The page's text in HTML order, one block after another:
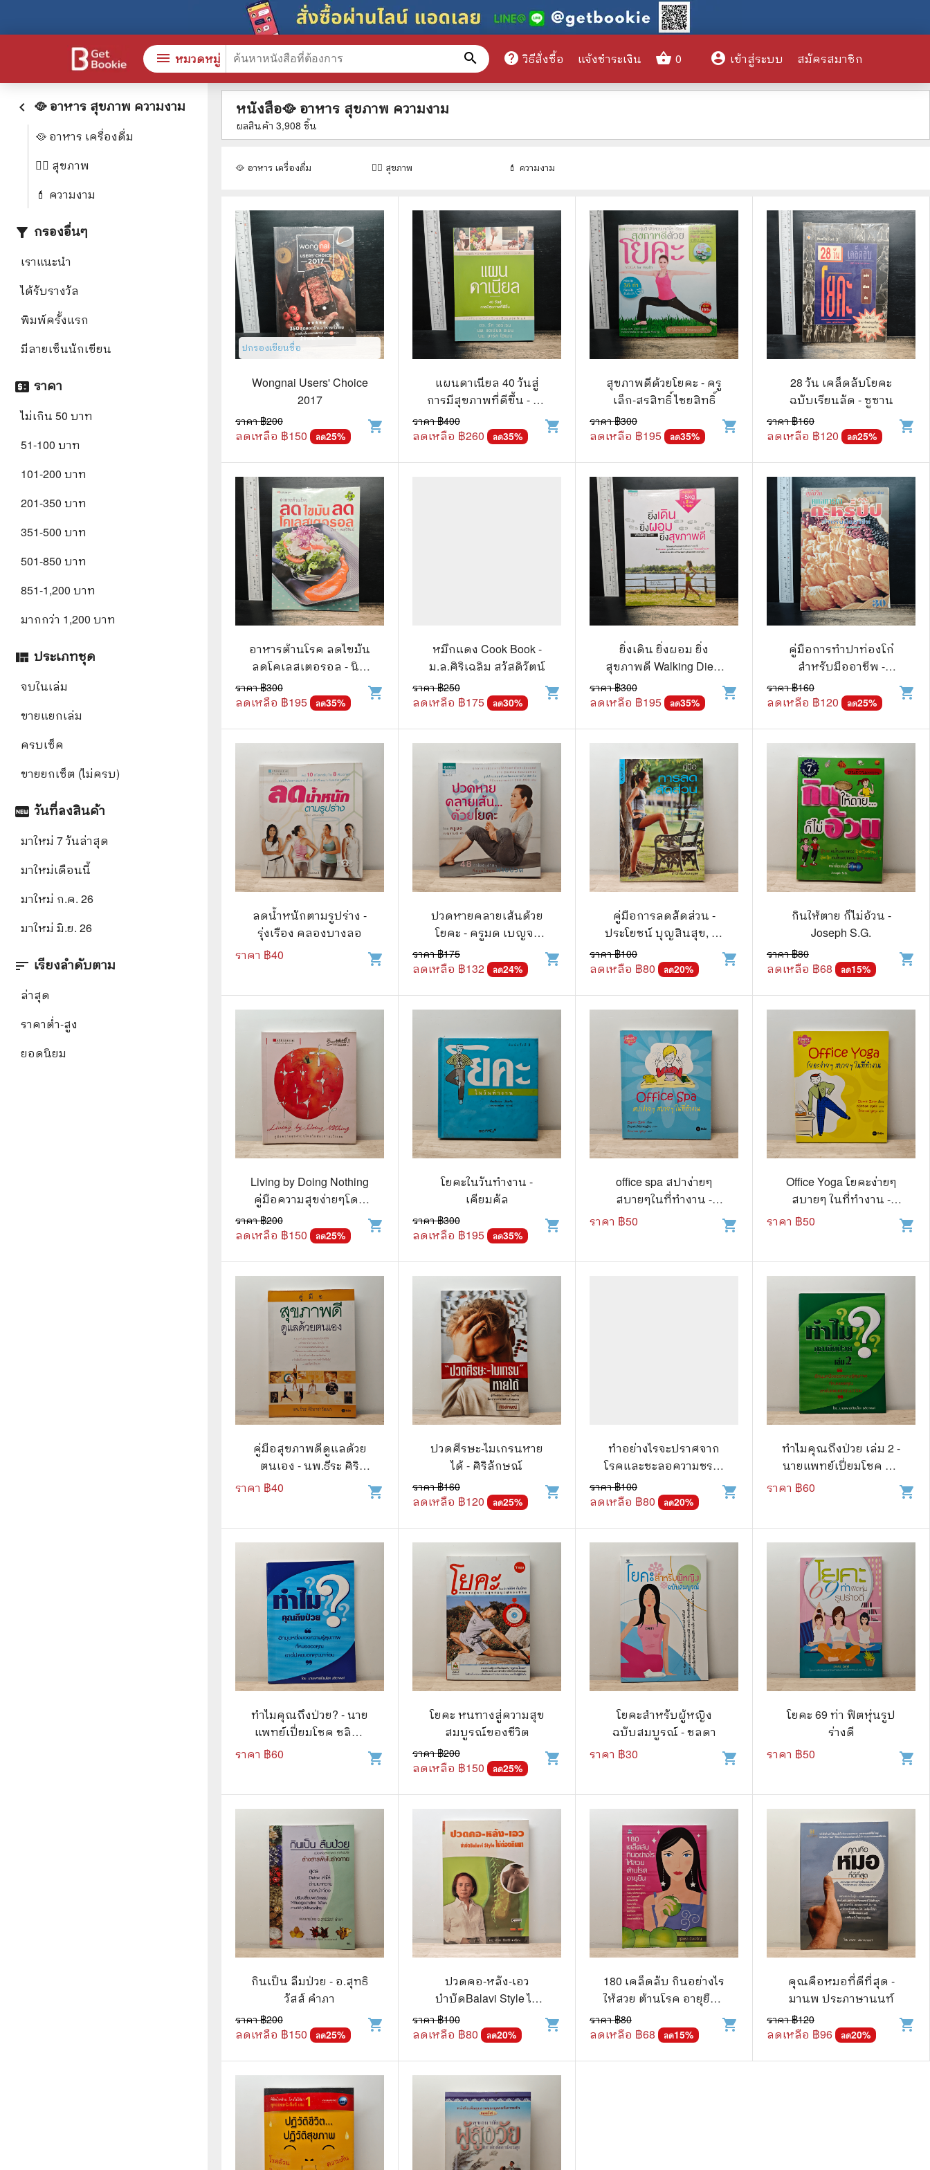
keyboard_arrow_left 🥘 อาหาร สุขภาพ ความงาม
🥘 อาหาร เครื่องดื่ม
🏋️‍♀️ สุขภาพ
💄 ความงาม
filter_alt กรองอื่นๆ
เราแนะนำ
ได้รับรางวัล
พิมพ์ครั้งแรก
มีลายเซ็นนักเขียน
price_change ราคา
ไม่เกิน 50 บาท
51-100 บาท
101-200 บาท
201-350 บาท
351-500 บาท
501-850 บาท
851-1,200 บาท
มากกว่า 1,200 บาท
view_quilt ประเภทชุด
จบในเล่ม
ขายแยกเล่ม
ครบเซ็ค
ขายยกเซ็ต (ไม่ครบ)
fiber_new วันที่ลงสินค้า
มาใหม่ 7 วันล่าสุด
มาใหม่เดือนนี้
มาใหม่ ก.ค. 26
มาใหม่ มิ.ย. 26
sort เรียงลำดับตาม
ล่าสุด
ราคาต่ำ-สูง
ยอดนิยม
หนังสือ🥘 อาหาร สุขภาพ ความงาม
ผลสินค้า 3,908 ชิ้น
🥘 อาหาร เครื่องดื่ม 🏋️‍♀️ สุขภาพ 💄 ความงาม
ปกรองเขียนชื่อ
Wongnai Users' Choice
2017
ราคา ฿200
ลดเหลือ ฿150 ลด25%
shopping_cart
แผนดาเนียล 40 วันสู่
การมีสุขภาพที่ดีขึ้น - รัค
ราคา ฿400
ลดเหลือ ฿260 ลด35%
shopping_cart
สุขภาพดีด้วยโยคะ - ครู
เล็ก-สรสิทธิ์ ไชยสิทธิ์
ราคา ฿300
ลดเหลือ ฿195 ลด35%
shopping_cart
28 วัน เคล็ดลับโยคะ
ฉบับเรียนลัด - ซูซาน
ราคา ฿160
ลดเหลือ ฿120 ลด25%
shopping_cart
อาหารต้านโรค ลดไขมัน
ลดโคเลสเตอรอล - นิด
ดา หงษ์วิวัฒน์
ราคา ฿300
ลดเหลือ ฿195 ลด35%
shopping_cart
หมึกแดง Cook Book -
ม.ล.ศิริเฉลิม สวัสดิวัตน์
ราคา ฿250
ลดเหลือ ฿175 ลด30%
shopping_cart
ยิ่งเดิน ยิ่งผอม ยิ่ง
สุขภาพดี Walking Diet -
ราคา ฿300
ลดเหลือ ฿195 ลด35%
shopping_cart
คู่มือการทำปาท่องโก๋
สำหรับมืออาชีพ -
นวรัตน์ เอี่ยมพิทักษ์กิจ
ราคา ฿160
ลดเหลือ ฿120 ลด25%
shopping_cart
ลดน้ำหนักตามรูปร่าง -
รุ่งเรือง คลองบางลอ
ราคา ฿40 shopping_cart
ปวดหายคลายเส้นด้วย
โยคะ - ครูมด เบญจา
มณี คำเมือง
ราคา ฿175
ลดเหลือ ฿132 ลด24%
shopping_cart
คู่มือการลดสัดส่วน -
ประโยชน์ บุญสินสุข, รุ่ง
ทิวา ชาญทิพยานุกูลกิจ
ราคา ฿100
ลดเหลือ ฿80 ลด20%
shopping_cart
กินให้ตาย ก็ไม่อ้วน -
Joseph S.G.
ราคา ฿80
ลดเหลือ ฿68 ลด15%
shopping_cart
Living by Doing Nothing
คู่มือความสุขง่ายๆโดย
ไม่ต้องทำอะไรเลย - วิรตี
ศรีอ่อน
ราคา ฿200
ลดเหลือ ฿150 ลด25%
shopping_cart
โยคะในวันทำงาน -
เคียมคัล
ราคา ฿300
ลดเหลือ ฿195 ลด35%
shopping_cart
office spa สปาง่ายๆ
สบายๆในที่ทำงาน -
Darrin Zeer
ราคา ฿50 shopping_cart
Office Yoga โยคะง่ายๆ
สบายๆ ในที่ทำงาน -
Darrin Zeer
ราคา ฿50 shopping_cart
คู่มือสุขภาพดีดูแลด้วย
ตนเอง - นพ.ธีระ ศิริ
อาชาวัฒนา
ราคา ฿40 shopping_cart
ปวดศีรษะ-ไมเกรนหาย
ได้ - ศิริลักษณ์
ราคา ฿160
ลดเหลือ ฿120 ลด25%
shopping_cart
ทำอย่างไรจะปราศจาก
โรคและชะลอความชรา -
เฉก ธนะสิริ
ราคา ฿100
ลดเหลือ ฿80 ลด20%
shopping_cart
ทำไมคุณถึงป่วย เล่ม 2 -
นายแพทย์เปี่ยมโชค ชลิ
ราคา ฿60 shopping_cart
ทำไมคุณถึงป่วย? - นาย
แพทย์เปี่ยมโชค ชลิดา
ราคา ฿60 shopping_cart
โยคะ หนทางสู่ความสุข
สมบูรณ์ของชีวิต
ราคา ฿200
ลดเหลือ ฿150 ลด25%
shopping_cart
โยคะสำหรับผู้หญิง
ฉบับสมบูรณ์ - ชลดา
ราคา ฿30 shopping_cart
โยคะ 69 ท่า ฟิตหุ่นรูป
ร่างดี
ราคา ฿50 shopping_cart
กินเป็น ลืมป่วย - อ.สุทธิ
วัสส์ คำภา
ราคา ฿200
ลดเหลือ ฿150 ลด25%
shopping_cart
ปวดคอ-หลัง-เอว
บำบัดBalavi Style ไม่
ต้องกินยา - พญ.ลลิตา
ธีระสิริ
ราคา ฿100
ลดเหลือ ฿80 ลด20%
shopping_cart
180 เคล็ดลับ กินอย่างไร
ให้สวย ต้านโรค อายุยืน -
สุมิตรา ยิ่งเจริญ
ราคา ฿80
ลดเหลือ ฿68 ลด15%
shopping_cart
คุณคือหมอที่ดีที่สุด -
มานพ ประภาษานนท์
ราคา ฿120
ลดเหลือ ฿96 ลด20%
shopping_cart
menu หมวดหมู่ search help วิธีสั่งซื้อ แจ้งชำระเงิน shopping_basket 0 account_circle เข้าสู่ระบบ สมัครสมาชิก
หมวดหมู่สินค้า
📚 หนังสือทั่วไป
👔 ธุรกิจ เศรษฐศาสตร์
📜 ประวัติศาสตร์
👤 ประวัติบุคคล ประสบการณ์ชีวิต
🧳 ท่องเที่ยว ประสบการณ์ท่องเที่ยว
🌾 พืช สัตว์
👪 ครอบครัว การเลี้ยงลูก
🎸 ดนตรี ภาพยนตร์
🖥️ คอมพิวเตอร์ เทคโนโลยี
หนังสือทั่วไป พ็อกเก็ตบุ๊ค
🦄 วรรณกรรม นิยาย เรื่องสั้น
🐇 เรื่องสั้น
🎓 การศึกษา
💬 ภาษาศาสตร์
💉 การแพทย์
👮‍♀️ คู่มือเตรียมสอบราชการ
🏫 หนังสือเรียน
👩‍🏫 แนะแนวการศึกษา
การศึกษาและการสอน
😼 หนังสือการ์ตูน
📚 การ์ตูนชุด
📗 การ์ตูนเล่มเดียวจบ
👨‍❤️‍👨 การ์ตูนวาย การ์ตูนยูริ
🕰️ การ์ตูนยุคเก่า
❤️ รัก โรแมนติก
🎭 ดราม่า ชีวิต เรื่องจริง
💀 ผี สยองขวัญ ระทึกขวัญ
🐾 เกี่ยวกับสัตว์
🎻 การ์ตูนดนตรี
🍳 การ์ตูนทำอาหาร
🕵️‍♀️ สืบสวน สอบสวน
⚔️ ต่อสู้ แอ๊คชั่น
⚽ การ์ตูนกีฬา
😀 ตลก
🔮 แฟนตาซี
🧗‍♂️ ผจญภัย ท่องเที่ยว
👽 ไซไฟ
☠️ การ์ตูนผีไทย
👩 สนพ.ยอดธิดา
☘️ สนพ.รักพิมพ์ Luckpim
🟩 สนพ.บงกช
☀️ สนพ.วิบูลย์กิจ
🟦 สนพ.เนชั่น
⭕ สนพ.สยามอินเตอร์
🔴 สนพ.บูรพัฒน์
🔲 สนพ.Zenshu
💜 สนพ.Bly
การ์ตูนรายเดือน รายสัปดาห์
การ์ตูนแก๊ก
หนังสือการ์ตูนภาษาญี่ปุ่น
กล่อง BOXSET การ์ตูน
หนังสือการ์ตูน
🐲 หนังสือเด็ก
🐲 นิทาน
นิตยสารดารารุ่นเก่า
แฟนคลับดารา
เรื่องย่อซีรี่ย์ต่างประเทศ
🌍 ทั่วไปและวาไรตี้
🤡 เรื่องสั้น ขำขัน
🎨 ศิลปะและการออกแบบ
🎸 ดนตรี
🩱 แฟชั่น
🔭 วิทยาศาสตร์
🕰️ ประวัติศาสตร์
👙 เซ็กซี่
🥘 อาหาร
💄 สุขภาพและความงาม
🏠 แต่งบ้าน
🧳 ท่องเที่ยว
คู่มือเฉลยเกม
เกษตรและธรรมชาติ
แม่และเด็ก
ภาษาศาสตร์
ไอทีและเทคโนโลยี
นิตยสารเก่าราคาถูก
🤹‍♀️ Humor & Entertainment
🏝️ Survival & Emergency
Preparedness
🦸‍♂️ Comics & Graphic Novels
🏺 Historical & Political
🌠 Astrology
⛪ Religion
🧏‍♀️ Languages
🪐 Science & Math
🏋️‍♂️ Health and Well-Being
🤳 Social Science
😊 Self-Enrichment
👔 Business and Economics
🖥️ Computers & Technology
🧑‍🏫 Education & Teaching
🎶 Music & Movie
🧒 Children's Books
👪 Family and Relationships
🐕‍🦺 Animals
🏛️ Politics & Government
⚙️ Engineering & Transportation
⚖️ Law
👤 Biography
🍸 Food and Drink
💃 Hobbies and Collectibles
🖋️ Literature and Fiction
🧳 Travel Literature
⚽ Sports
สอง
🎉 Party
🧠 Strategy
🪅 Family
♟️ Abstract
บอร์ดเกมแปลไทย
บอร์ดเกมโดยคนไทย
🎥 ของสะสมจากหนังและการ์ตูน